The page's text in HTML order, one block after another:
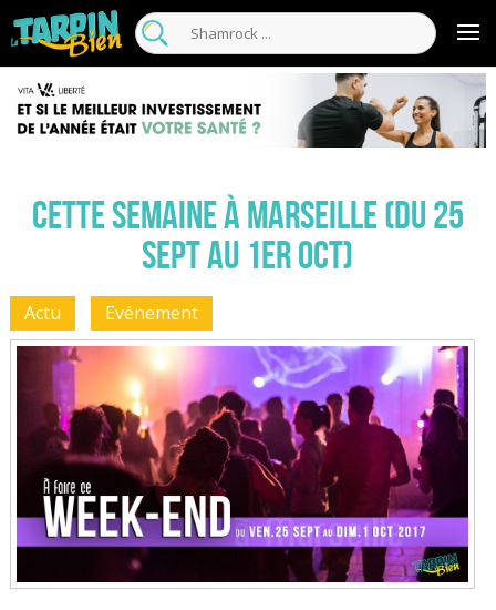
Cette semaine à Marseille (Du 25
sept au 1er oct)
Actu Evénement